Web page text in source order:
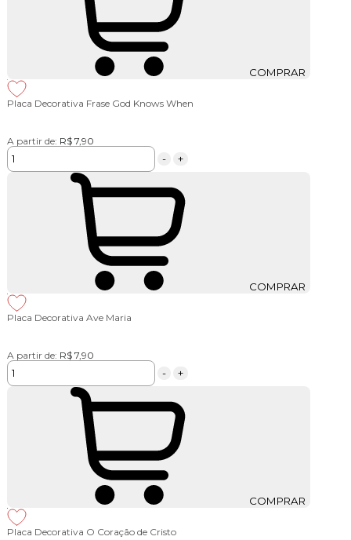
COMPRAR
Placa Decorativa Frase God Knows When
A partir de: R$ 7,90
- +
COMPRAR
Placa Decorativa Ave Maria
A partir de: R$ 7,90
- +
COMPRAR
Placa Decorativa O Coração de Cristo